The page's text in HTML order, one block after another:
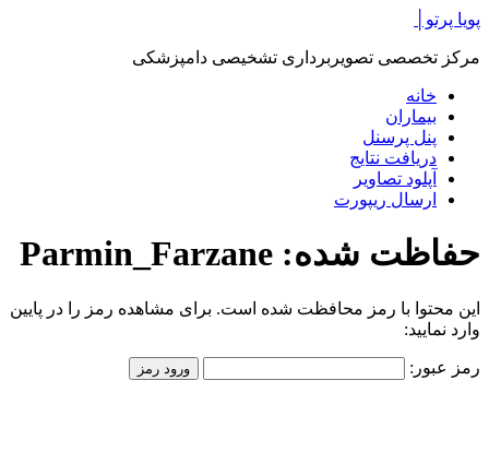
پرش
محتوا
پویا پرتو│
مرکز تخصصی تصویربرداری تشخیصی دامپزشکی
خانه
بیماران
پنل پرسنل
دریافت نتایج
آپلود تصاویر
ارسال ریپورت
حفاظت شده: Parmin_Farzane
این محتوا با رمز محافظت شده است. برای مشاهده رمز را در پایین
وارد نمایید:
رمز عبور: